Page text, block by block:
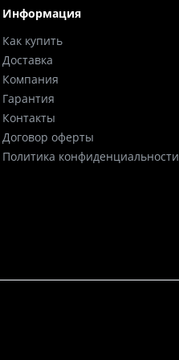
Информация
Как купить
Доставка
Компания
Гарантия
Контакты
Договор оферты
Политика конфиденциальности